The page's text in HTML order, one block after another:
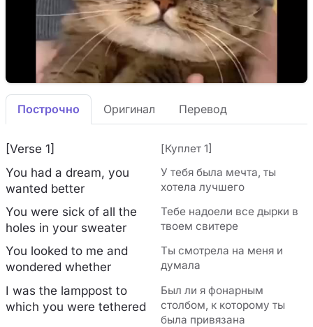
Построчно Оригинал Перевод
[Verse 1] [Куплет 1]
You had a dream, you
wanted better
У тебя была мечта, ты
хотела лучшего
You were sick of all the
holes in your sweater
Тебе надоели все дырки в
твоем свитере
You looked to me and
wondered whether
Ты смотрела на меня и
думала
I was the lamppost to
which you were tethered
Был ли я фонарным
столбом, к которому ты
была привязана